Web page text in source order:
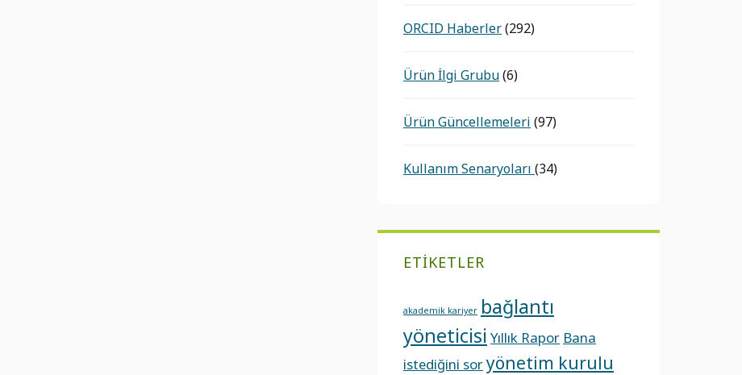
ORCID Haberler(292)
Ürün İlgi Grubu(6)
Ürün Güncellemeleri (97)
Kullanım Senaryoları (34)
ETIKETLER
akademik kariyer bağlantı
yöneticisi Yıllık Rapor Bana
istediğini soryönetim kurulu